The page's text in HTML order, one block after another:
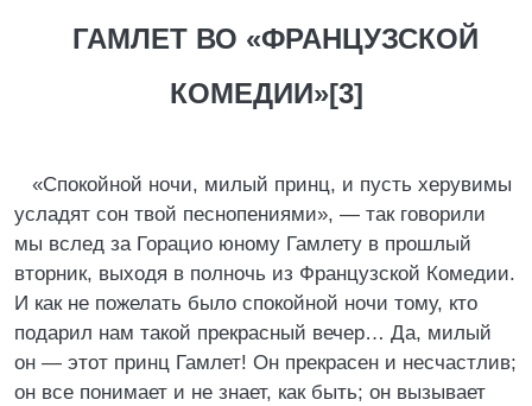
ГАМЛЕТ ВО «ФРАНЦУЗСКОЙ
КОМЕДИИ»[3]
«Спокойной ночи, милый принц, и пусть херувимы
усладят сон твой песнопениями», — так говорили
мы вслед за Горацио юному Гамлету в прошлый
вторник, выходя в полночь из Французской Комедии.
И как не пожелать было спокойной ночи тому, кто
подарил нам такой прекрасный вечер… Да, милый
он — этот принц Гамлет! Он прекрасен и несчастлив;
он все понимает и не знает, как быть; он вызывает